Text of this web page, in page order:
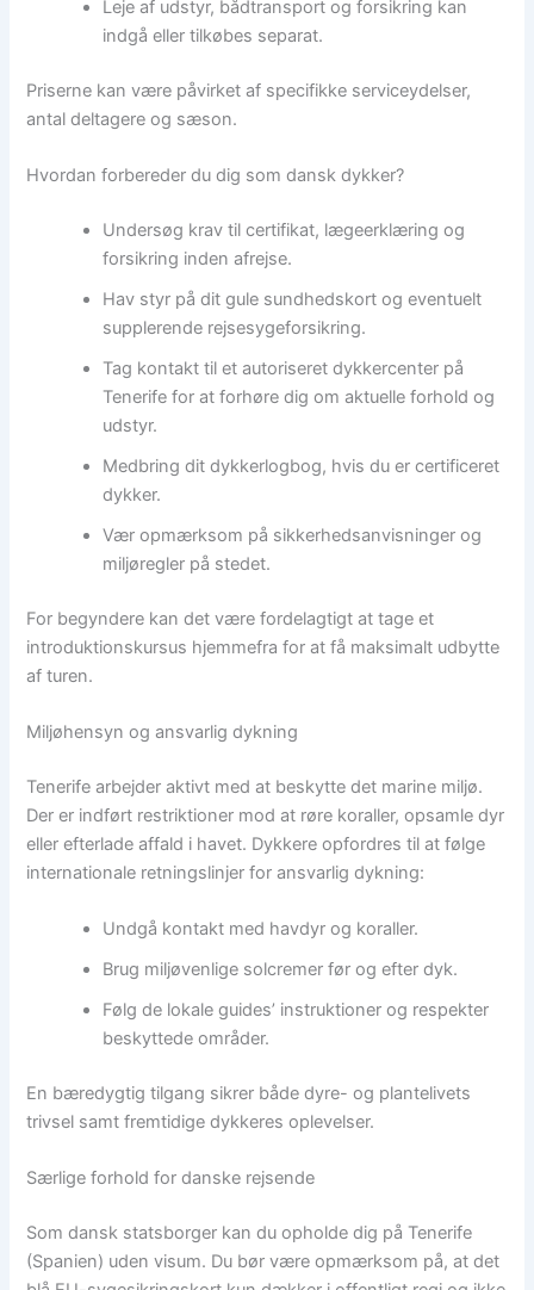
Leje af udstyr, bådtransport og forsikring kan
indgå eller tilkøbes separat.
Priserne kan være påvirket af specifikke serviceydelser,
antal deltagere og sæson.
Hvordan forbereder du dig som dansk dykker?
Undersøg krav til certifikat, lægeerklæring og
forsikring inden afrejse.
Hav styr på dit gule sundhedskort og eventuelt
supplerende rejsesygeforsikring.
Tag kontakt til et autoriseret dykkercenter på
Tenerife for at forhøre dig om aktuelle forhold og
udstyr.
Medbring dit dykkerlogbog, hvis du er certificeret
dykker.
Vær opmærksom på sikkerhedsanvisninger og
miljøregler på stedet.
For begyndere kan det være fordelagtigt at tage et
introduktionskursus hjemmefra for at få maksimalt udbytte
af turen.
Miljøhensyn og ansvarlig dykning
Tenerife arbejder aktivt med at beskytte det marine miljø.
Der er indført restriktioner mod at røre koraller, opsamle dyr
eller efterlade affald i havet. Dykkere opfordres til at følge
internationale retningslinjer for ansvarlig dykning:
Undgå kontakt med havdyr og koraller.
Brug miljøvenlige solcremer før og efter dyk.
Følg de lokale guides’ instruktioner og respekter
beskyttede områder.
En bæredygtig tilgang sikrer både dyre- og plantelivets
trivsel samt fremtidige dykkeres oplevelser.
Særlige forhold for danske rejsende
Som dansk statsborger kan du opholde dig på Tenerife
(Spanien) uden visum. Du bør være opmærksom på, at det